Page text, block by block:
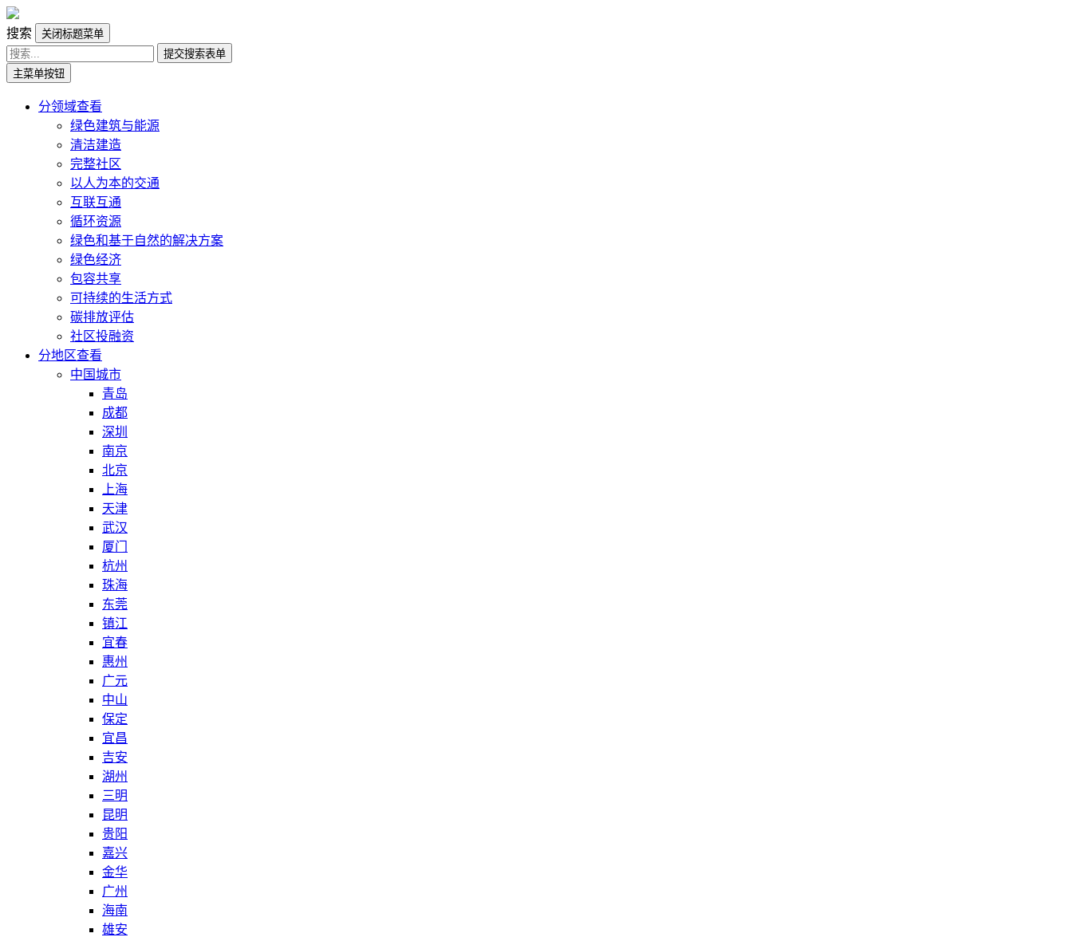
搜索
关闭标题菜单
提交搜索表单
主菜单按钮
分领域查看
绿色建筑与能源
清洁建造
完整社区
以人为本的交通
互联互通
循环资源
绿色和基于自然的解决方案
绿色经济
包容共享
可持续的生活方式
碳排放评估
社区投融资
分地区查看
中国城市
青岛
成都
深圳
南京
北京
上海
天津
武汉
厦门
杭州
珠海
东莞
镇江
宜春
惠州
广元
中山
保定
宜昌
吉安
湖州
三明
昆明
贵阳
嘉兴
金华
广州
海南
雄安